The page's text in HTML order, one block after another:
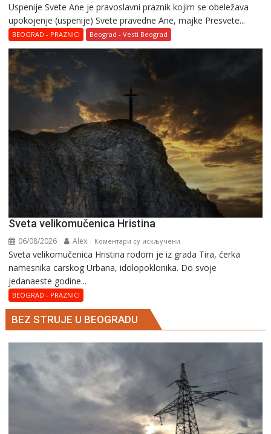
Uspenije Svete Ane je pravoslavni praznik kojim se obeležava
upokojenje (uspenije) Svete pravedne Ane, majke Presvete...
BEOGRAD - PRAZNICI Beograd - Vesti Beograd
Svеta vеlikоmučеnica Hristina
06/08/2026 Alex Коментари су искључени
Svеta
vеlikоmučеnica
Svеta vеlikоmučеnica Hristina rodom je iz grada Tira, ćerka
namesnika carskog Urbana, idolopoklonika. Dо svоје
јеdanaеstе gоdinе...
BEOGRAD - PRAZNICI
BEZ STRUJE U BEOGRADU